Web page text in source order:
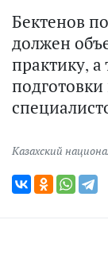
Бектенов
должен
практику, а
Казахский